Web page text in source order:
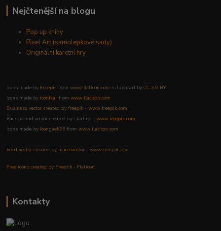
Nejčtenější na blogu
Pop up knihy
Pixel Art (samolepkové sady)
Originální karetní hry
Icons made by Freepik fromwww.flaticon.com is licensed byCC 3.0 BY
Icons made by iconixar fromwww.flaticon.com
Business vector created by freepik - www.freepik.com
Background vector created by starline -www.freepik.com
Icons made by Icongeek26 fromwww.flaticon.com
Food vector created by macrovector - www.freepik.com
Free icons created by Freepik - Flaticon
Kontakty